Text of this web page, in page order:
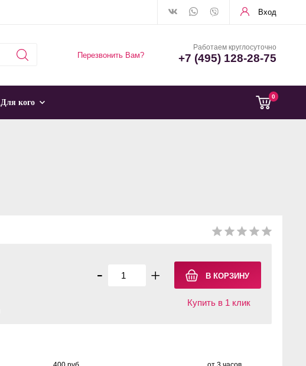
Вход
Перезвонить Вам?
Работаем круглосуточно
+7 (495) 128-28-75
0
Для кого
- +
Купить в 1 клик